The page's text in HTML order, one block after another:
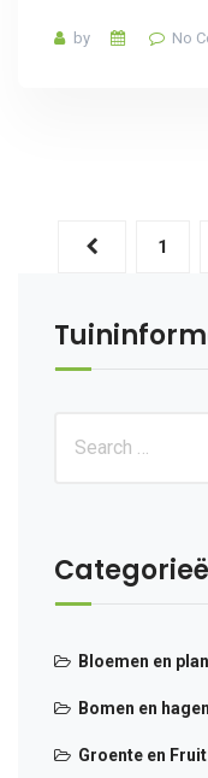
by No
1
Bloemen en
Bomen en hagen
Groente en Fruit